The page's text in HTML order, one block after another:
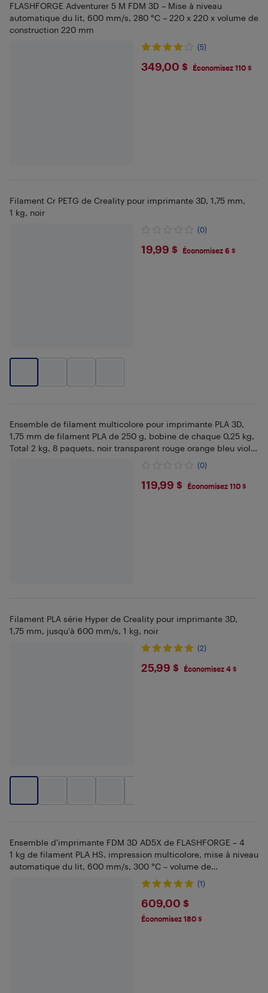
FLASHFORGE Adventurer 5 M FDM 3D – Mise à niveau
automatique du lit, 600 mm/s, 280 °C – 220 x 220 x volume de
construction 220 mm
(5)
$349
349,00 $ Économisez 110 $
Filament Cr PETG de Creality pour imprimante 3D, 1,75 mm,
1 kg, noir
(0)
$19.99
19,99 $ Économisez 6 $
Ensemble de filament multicolore pour imprimante PLA 3D,
1,75 mm de filament PLA de 250 g, bobine de chaque 0,25 kg,
Total 2 kg, 8 paquets, noir transparent rouge orange bleu violet
(0)
$119.99
119,99 $ Économisez 110 $
Filament PLA série Hyper de Creality pour imprimante 3D,
1,75 mm, jusqu'à 600 mm/s, 1 kg, noir
(2)
$25.99
25,99 $ Économisez 4 $
Ensemble d'imprimante FDM 3D AD5X de FLASHFORGE – 4
1 kg de filament PLA HS, impression multicolore, mise à niveau
automatique du lit, 600 mm/s, 300 °C – volume de
construction 220 mm de 220 x 220
(1)
$609
609,00 $
Économisez 180 $